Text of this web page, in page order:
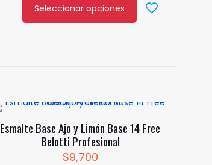
Seleccionar opciones
Este
opciones
pueden
elegir
Esmalte Base Ajo y Limón Base 14 Free
Belotti Profesional
$9,700